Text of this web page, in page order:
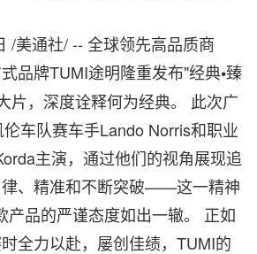
/美通社/ -- 全球领先高品质商
品牌TUMI途明隆重发布"经典•臻
片，深度诠释何为经典。 此次广
车队赛车手Lando Norris和职业
主演，通过他们的视角展现追
律、精准和不断突破——这一精神
产品的严谨态度如出一辙。 正如
全力以赴，屡创佳绩，TUMI的